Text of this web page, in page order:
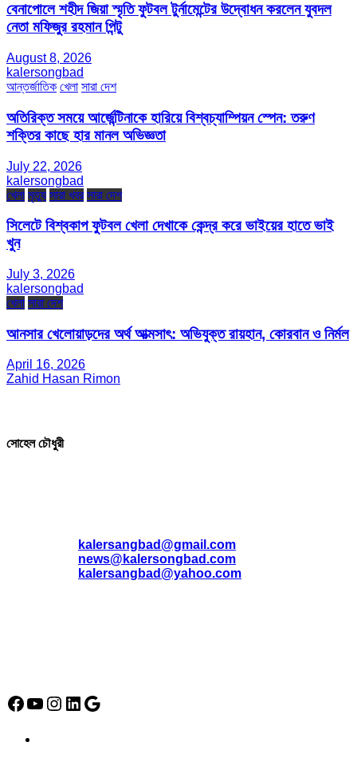
বেনাপোলে শহীদ জিয়া স্মৃতি ফুটবল টুর্নামেন্টের উদ্বোধন করলেন যুবদল
নেতা মফিজুর রহমান পিন্টু
August 8, 2026
kalersongbad
আন্তর্জাতিক খেলা সারা দেশ
অতিরিক্ত সময়ে আর্জেন্টিনাকে হারিয়ে বিশ্বচ্যাম্পিয়ন স্পেন: তরুণ
শক্তির কাছে হার মানল অভিজ্ঞতা
July 22, 2026
kalersongbad
খেলা মৃত্যু সারা খবর সারা দেশ
সিলেটে বিশ্বকাপ ফুটবল খেলা দেখাকে কেন্দ্র করে ভাইয়ের হাতে ভাই
খুন
July 3, 2026
kalersongbad
খেলা সারা দেশ
আনসার খেলোয়াড়দের অর্থ আত্মসাৎ: অভিযুক্ত রায়হান, কোরবান ও নির্মল
April 16, 2026
Zahid Hasan Rimon
সোহেল চৌধুরী
kalersangbad@gmail.com
news@kalersongbad.com
kalersangbad@yahoo.com
Facebook
YouTube
Instagram
LinkedIn
Google